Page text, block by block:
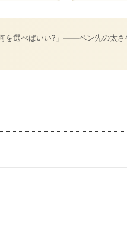
を選べばいい?」――ペン先の太